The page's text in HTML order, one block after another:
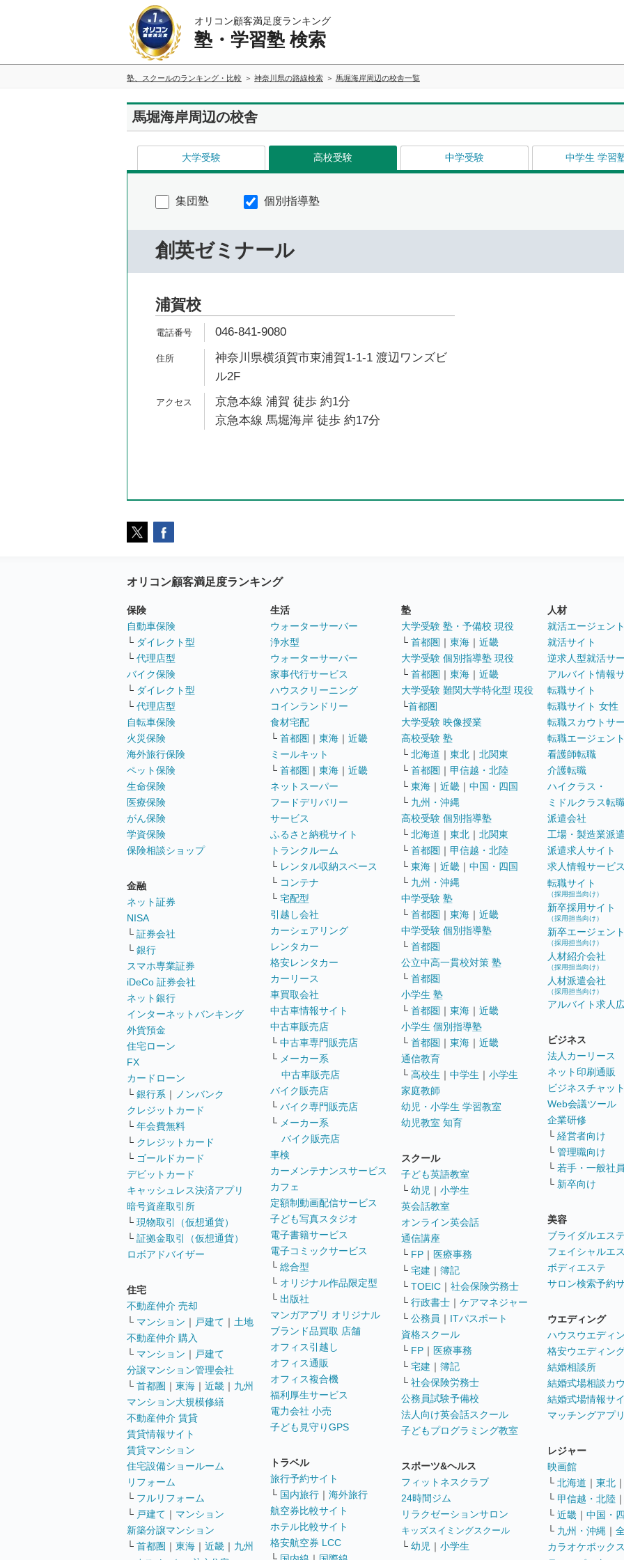
オリコン顧客満足度ランキング
塾・学習塾 検索
塾、スクールのランキング・比較 神奈川県の路線検索 馬堀海岸周辺の校舎一覧
馬堀海岸周辺の校舎
大学受験 高校受験 中学受験 中学生 学習
集団塾 個別指導塾
創英ゼミナール
浦賀校
046-841-9080
神奈川県横須賀市東浦賀1-1-1 渡辺ワンズビ
ル2F
京急本線 浦賀 徒歩 約1分
京急本線 馬堀海岸 徒歩 約17分
オリコン顧客満足度ランキング
保険
自動車保険
└ ダイレクト型
└ 代理店型
バイク保険
└ ダイレクト型
└ 代理店型
自転車保険
火災保険
海外旅行保険
ペット保険
生命保険
医療保険
がん保険
学資保険
保険相談ショップ
金融
ネット証券
NISA
└ 証券会社
└ 銀行
スマホ専業証券
iDeCo 証券会社
ネット銀行
インターネットバンキング
外貨預金
住宅ローン
FX
カードローン
└ 銀行系 ｜
ノンバンク
クレジットカード
└ 年会費無料
└ クレジットカード
└ ゴールドカード
デビットカード
キャッシュレス決済アプリ
暗号資産取引所
└ 現物取引（仮想通貨）
└ 証拠金取引（仮想通貨）
ロボアドバイザー
住宅
不動産仲介 売却
└ マンション ｜ 戸建て ｜ 土地
不動産仲介 購入
└ マンション ｜ 戸建て
分譲マンション管理会社
└ 首都圏 ｜ 東海 ｜ 近畿 ｜ 九州
マンション大規模修繕
不動産仲介 賃貸
賃貸情報サイト
賃貸マンション
住宅設備ショールーム
リフォーム
└ フルリフォーム
└ 戸建て ｜ マンション
新築分譲マンション
└ 首都圏 ｜ 東海 ｜ 近畿 ｜ 九州
生活
ウォーターサーバー
浄水型
ウォーターサーバー
家事代行サービス
ハウスクリーニング
コインランドリー
食材宅配
└ 首都圏 ｜ 東海 ｜ 近畿
ミールキット
└ 首都圏 ｜ 東海 ｜ 近畿
ネットスーパー
フードデリバリー
サービス
ふるさと納税サイト
トランクルーム
└ レンタル収納スペース
└ コンテナ
└ 宅配型
引越し会社
カーシェアリング
レンタカー
格安レンタカー
カーリース
車買取会社
中古車情報サイト
中古車販売店
└ 中古車専門販売店
└ メーカー系
中古車販売店
バイク販売店
└ バイク専門販売店
└ メーカー系
バイク販売店
車検
カーメンテナンスサービス
カフェ
定額制動画配信サービス
子ども写真スタジオ
電子書籍サービス
電子コミックサービス
└ 総合型
└ オリジナル作品限定型
└ 出版社
マンガアプリ オリジナル
ブランド品買取 店舗
オフィス引越し
オフィス通販
オフィス複合機
福利厚生サービス
電力会社 小売
子ども見守りGPS
トラベル
旅行予約サイト
└ 国内旅行 ｜ 海外旅行
航空券比較サイト
ホテル比較サイト
格安航空券 LCC
塾
大学受験 塾・予備校 現役
└ 首都圏 ｜ 東海 ｜ 近畿
大学受験 個別指導塾 現役
└ 首都圏 ｜ 東海 ｜ 近畿
大学受験 難関大学特化型 現役
└首都圏
大学受験 映像授業
高校受験 塾
└ 北海道 ｜ 東北 ｜ 北関東
└ 首都圏 ｜ 甲信越・北陸
└ 東海 ｜ 近畿 ｜ 中国・四国
└ 九州・沖縄
高校受験 個別指導塾
└ 北海道 ｜ 東北 ｜ 北関東
└ 首都圏 ｜ 甲信越・北陸
└ 東海 ｜ 近畿 ｜ 中国・四国
└ 九州・沖縄
中学受験 塾
└ 首都圏 ｜ 東海 ｜ 近畿
中学受験 個別指導塾
└ 首都圏
公立中高一貫校対策 塾
└ 首都圏
小学生 塾
└ 首都圏 ｜ 東海 ｜ 近畿
小学生 個別指導塾
└ 首都圏 ｜ 東海 ｜ 近畿
通信教育
└ 高校生 ｜ 中学生 ｜ 小学生
家庭教師
幼児・小学生 学習教室
幼児教室 知育
スクール
子ども英語教室
└ 幼児 ｜ 小学生
英会話教室
オンライン英会話
通信講座
└ FP ｜ 医療事務
└ 宅建 ｜ 簿記
└ TOEIC ｜ 社会保険労務士
└ 行政書士 ｜ ケアマネジャー
└ 公務員 ｜ ITパスポート
資格スクール
└ FP ｜ 医療事務
└ 宅建 ｜ 簿記
└ 社会保険労務士
公務員試験予備校
法人向け英会話スクール
子どもプログラミング教室
スポーツ&ヘルス
フィットネスクラブ
24時間ジム
リラクゼーションサロン
キッズスイミングスクール
└ 幼児 ｜ 小学生
人材
就活エージェン
就活サイト
逆求人型就活サ
アルバイト情報
転職サイト
転職サイト 女性
転職スカウトサ
転職エージェン
看護師転職
介護転職
ハイクラス・
ミドルクラス転
派遣会社
工場・製造業派
派遣求人サイト
求人情報サービ
転職サイト
（採用担当向け）
新卒採用サイト
（採用担当向け）
新卒エージェン
（採用担当向け）
人材紹介会社
（採用担当向け）
人材派遣会社
（採用担当向け）
アルバイト求人
ビジネス
法人カーリース
ネット印刷通販
ビジネスチャッ
Web会議ツール
企業研修
└ 経営者向け
└ 管理職向け
└ 若手・一般社
└ 新卒向け
美容
ブライダルエス
フェイシャルエ
ボディエステ
サロン検索予約
ウエディング
ハウスウエディ
格安ウエディン
結婚相談所
結婚式場相談カ
結婚式場情報サ
マッチングアプ
レジャー
映画館
└ 北海道 ｜ 東北
└ 甲信越・北陸
└ 近畿 ｜ 中国・
└ 九州・沖縄 ｜
カラオケボック